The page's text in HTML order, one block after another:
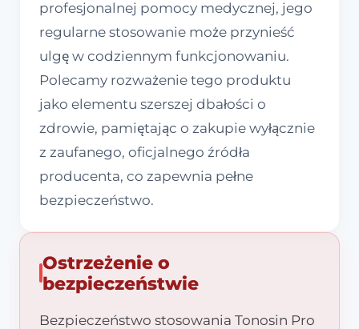
profesjonalnej pomocy medycznej, jego
regularne stosowanie może przynieść
ulgę w codziennym funkcjonowaniu.
Polecamy rozważenie tego produktu
jako elementu szerszej dbałości o
zdrowie, pamiętając o zakupie wyłącznie
z zaufanego, oficjalnego źródła
producenta, co zapewnia pełne
bezpieczeństwo.
Ostrzeżenie o
bezpieczeństwie
Bezpieczeństwo stosowania Tonosin Pro